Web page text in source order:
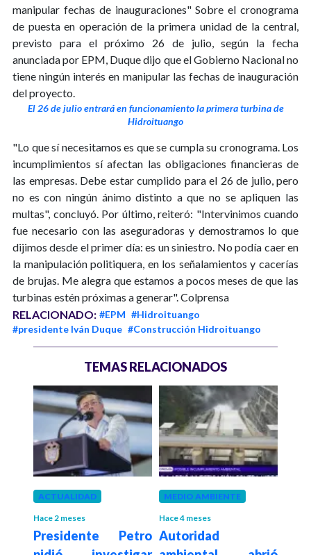
manipular fechas de inauguraciones" Sobre el cronograma
de puesta en operación de la primera unidad de la central,
previsto para el próximo 26 de julio, según la fecha
anunciada por EPM, Duque dijo que el Gobierno Nacional no
tiene ningún interés en manipular las fechas de inauguración
del proyecto.
El 26 de julio entrará en funcionamiento la primera turbina de
Hidroituango
"Lo que sí necesitamos es que se cumpla su cronograma. Los
incumplimientos sí afectan las obligaciones financieras de
las empresas. Debe estar cumplido para el 26 de julio, pero
no es con ningún ánimo distinto a que no se apliquen las
multas", concluyó. Por último, reiteró: "Intervinimos cuando
fue necesario con las aseguradoras y demostramos lo que
dijimos desde el primer día: es un siniestro. No podía caer en
la manipulación politiquera, en los señalamientos y cacerías
de brujas. Me alegra que estamos a pocos meses de que las
turbinas estén próximas a generar". Colprensa
RELACIONADO: #EPM #Hidroituango
#presidente Iván Duque #Construcción Hidroituango
TEMAS RELACIONADOS
ACTUALIDAD
Hace 2 meses
Presidente Petro
MEDIO AMBIENTE
Hace 4 meses
Autoridad